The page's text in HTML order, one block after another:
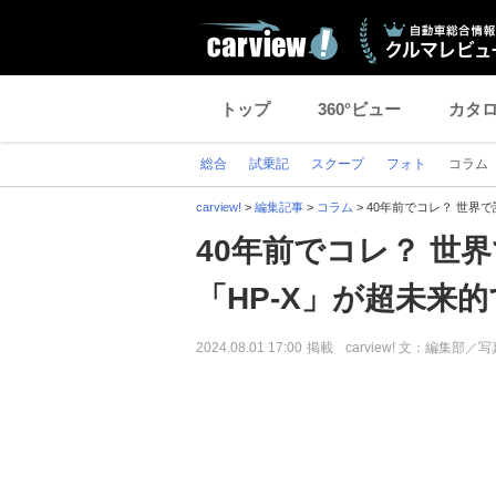
トップ 360°ビュー カタ
総合 試乗記 スクープ フォト コラム
carview! > 編集記事 > コラム > 40年前でコレ？ 世界
40年前でコレ？ 世
「HP-X」が超未来
2024.08.01 17:00 掲載 carview! 文：編集部／